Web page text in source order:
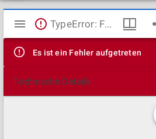
Mirador
Viewer
TypeError: Failed to fetch
Es ist ein Fehler aufgetreten
Technische Details